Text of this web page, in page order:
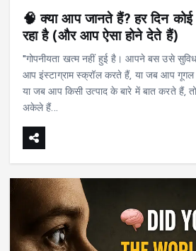
🧠 क्या आप जानते हैं? हर दिन
रहा है (और आप ऐसा होने देते हैं)
"गोपनीयता खत्म नहीं हुई है। आपने बस उसे
आप इंस्टाग्राम स्क्रॉल करते हैं, या जब आप
या जब आप किसी उत्पाद के बारे में बात करते हैं,
अकेले हैं...